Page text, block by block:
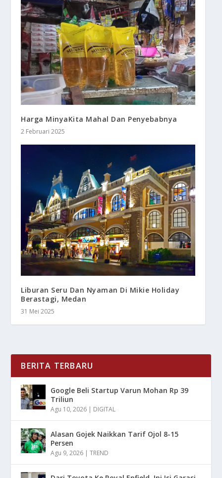
Harga MinyaKita Mahal Dan Penyebabnya
2 Februari 2025
Liburan Seru Dan Nyaman Di Mikie Holiday
Berastagi, Medan
31 Mei 2025
BERITA TERBARU
Google Beli Startup Varun Mohan Rp 39
Triliun
Agu 10, 2026 | DIGITAL
Alasan Gojek Naikkan Tarif Ojol 8-15
Persen
Agu 9, 2026 |TREND